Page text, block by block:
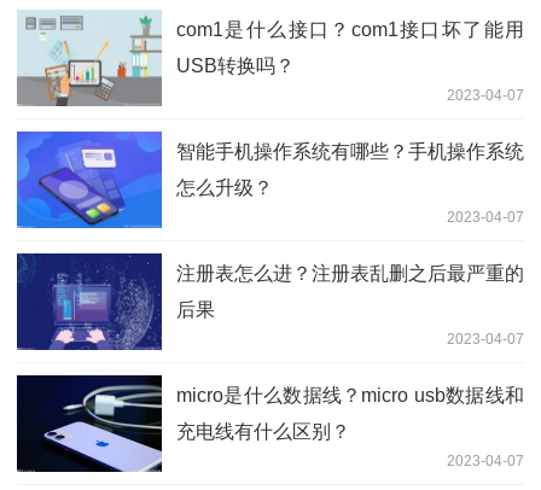
com1是什么接口？com1接口坏了能用
USB转换吗？
2023-04-07
智能手机操作系统有哪些？手机操作系统
怎么升级？
2023-04-07
注册表怎么进？注册表乱删之后最严重的
后果
2023-04-07
micro是什么数据线？micro usb数据线和
充电线有什么区别？
2023-04-07